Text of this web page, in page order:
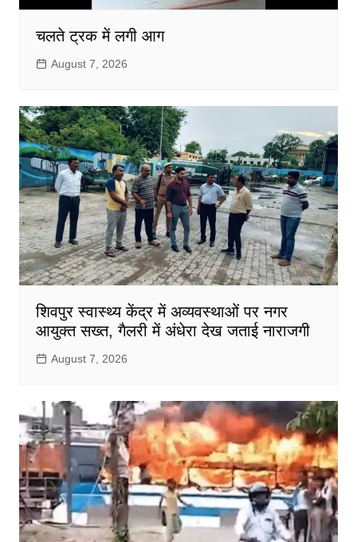
चलते ट्रक में लगी आग
August 7, 2026
शिवपुर स्वास्थ्य केंद्र में अव्यवस्थाओं पर नगर
आयुक्त सख्त, गैलरी में अंधेरा देख जताई नाराजगी
August 7, 2026